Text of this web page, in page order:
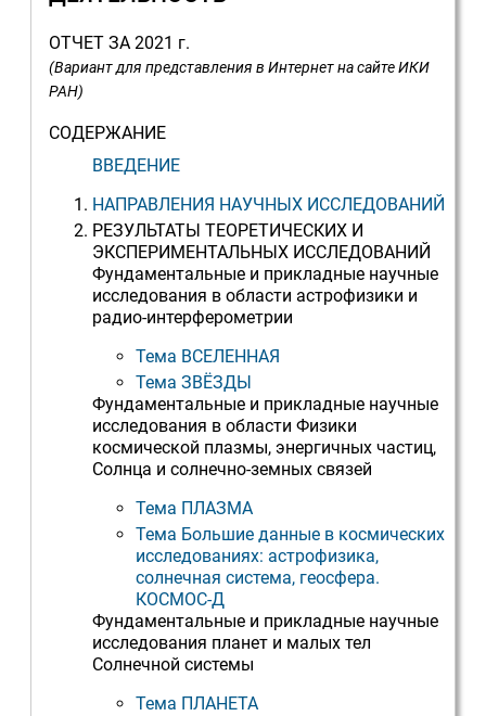
ОТЧЕТ ЗА 2021 г.
(Вариант для представления в Интернет на сайте ИКИ
РАН)
СОДЕРЖАНИЕ
ВВЕДЕНИЕ
НАПРАВЛЕНИЯ НАУЧНЫХ ИССЛЕДОВАНИЙ
РЕЗУЛЬТАТЫ ТЕОРЕТИЧЕСКИХ И
ЭКСПЕРИМЕНТАЛЬНЫХ ИССЛЕДОВАНИЙ
Фундаментальные и прикладные научные
исследования в области астрофизики и
радио-интерферометрии
Тема ВСЕЛЕННАЯ
Тема ЗВЁЗДЫ
Фундаментальные и прикладные научные
исследования в области Физики
космической плазмы, энергичных частиц,
Солнца и солнечно-земных связей
Тема ПЛАЗМА
Тема Большие данные в космических
исследованиях: астрофизика,
солнечная система, геосфера.
КОСМОС-Д
Фундаментальные и прикладные научные
исследования планет и малых тел
Солнечной системы
Тема ПЛАНЕТА